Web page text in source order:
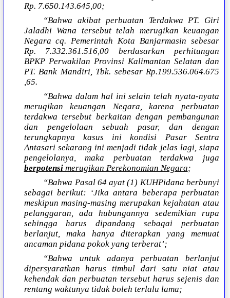
Rp. 7.650.143.645,00;
“Bahwa akibat perbuatan Terdakwa PT. Giri
Jaladhi Wana tersebut telah merugikan keuangan
Negara cq. Pemerintah Kota Banjarmasin sebesar
Rp. 7.332.361.516,00 berdasarkan perhitungan
BPKP Perwakilan Provinsi Kalimantan Selatan dan
PT. Bank Mandiri, Tbk. sebesar Rp.199.536.064.675
,65.
“Bahwa dalam hal ini selain telah nyata-nyata
merugikan keuangan Negara, karena perbuatan
terdakwa tersebut berkaitan dengan pembangunan
dan pengelolaan sebuah pasar, dan dengan
terungkapnya kasus ini kondisi Pasar Sentra
Antasari sekarang ini menjadi tidak jelas lagi, siapa
pengelolanya, maka perbuatan terdakwa juga
berpotensimerugikan Perekonomian Negara;
“Bahwa Pasal 64 ayat (1) KUHPidana berbunyi
sebagai berikut: ‘Jika antara beberapa perbuatan
meskipun masing-masing merupakan kejahatan atau
pelanggaran, ada hubungannya sedemikian rupa
sehingga harus dipandang sebagai perbuatan
berlanjut, maka hanya diterapkan yang memuat
ancaman pidana pokok yang terberat’;
“Bahwa untuk adanya perbuatan berlanjut
dipersyaratkan harus timbul dari satu niat atau
kehendak dan perbuatan tersebut harus sejenis dan
rentang waktunya tidak boleh terlalu lama;